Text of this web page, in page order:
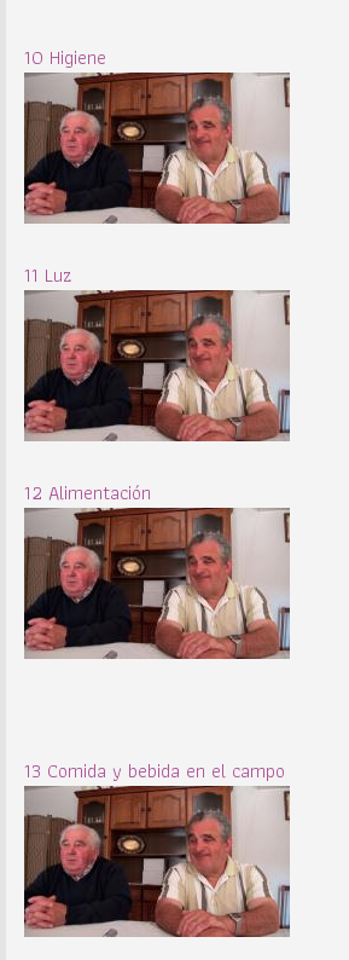
10 Higiene
11 Luz
12 Alimentación
13 Comida y bebida en el campo